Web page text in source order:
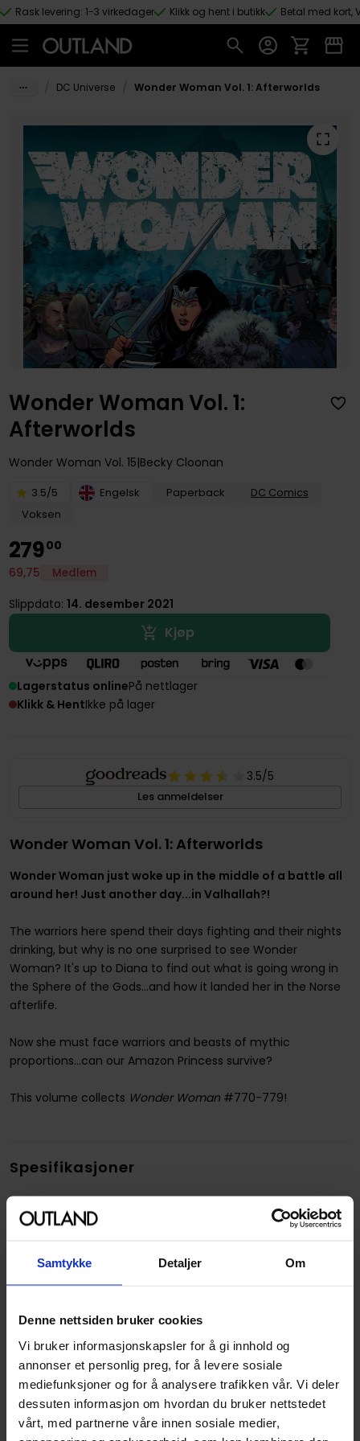
Samtykke Detaljer Om
Denne nettsiden bruker cookies
Vi bruker informasjonskapsler for å gi innhold og
annonser et personlig preg, for å levere sosiale
mediefunksjoner og for å analysere trafikken vår. Vi deler
dessuten informasjon om hvordan du bruker nettstedet
vårt, med partnerne våre innen sosiale medier,
Hopp til hovedinnhold
Rask levering: 1-3 virkedager Klikk og hent i butikk Betal med kort,
DC Universe Wonder Woman Vol. 1: Afterworlds
Wonder Woman Vol. 1:
Afterworlds
Wonder Woman Vol. 15 Becky Cloonan
3.5/5 Engelsk Paperback
DC Comics
Voksen
27900
69,75 Medlem
Slippdato: 14. desember 2021
Kjøp
Lagerstatus onlinePå nettlager
Klikk & HentIkke på lager
3.5/5
Les anmeldelser
Wonder Woman Vol. 1: Afterworlds
Wonder Woman just woke up in the middle of a battle all
around her! Just another day...in Valhallah?!
The warriors here spend their days fighting and their nights
drinking, but why is no one surprised to see Wonder
Woman? It's up to Diana to find out what is going wrong in
the Sphere of the Gods...and how it landed her in the Norse
afterlife.
Now she must face warriors and beasts of mythic
proportions...can our Amazon Princess survive?
This volume collects Wonder Woman#770-779!
Spesifikasjoner
Format
Paperback
Serie
Forfattere
Becky Cloonan
Sjanger
Krim og Mysterierog
Superhelt
Illustratør
Travis G. Moore
Antall Sider
264